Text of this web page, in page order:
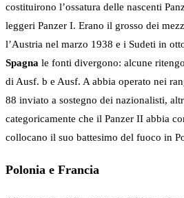
costituirono l’ossatura delle nascenti
leggeri Panzer I. Erano il grosso dei
l’Austria nel marzo 1938 e i Sudeti in
Spagna le fonti divergono: alcune
di Ausf. b e Ausf. A abbia operato nei
88 inviato a sostegno dei nazionalisti,
categoricamente che il Panzer II abbia
collocano il suo battesimo del fuoco in
Polonia e Francia